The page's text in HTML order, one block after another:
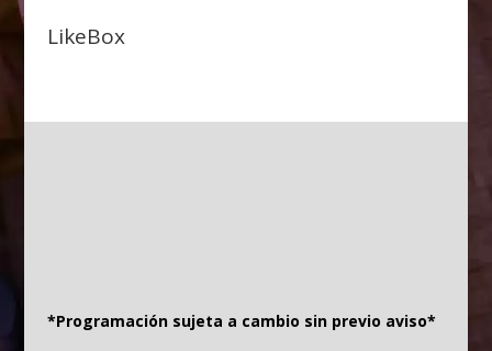
LikeBox
*Programación sujeta a cambio sin previo aviso*